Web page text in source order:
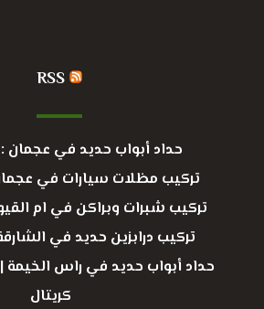
RSS
حداد أبواب حديد في عجمان : 0503163139
تركيب مظلات سيارات في عجمان :
تركيب شبرات وبراكن في ام القيوين
تركيب درابزين حديد في الشارقة
كريتال